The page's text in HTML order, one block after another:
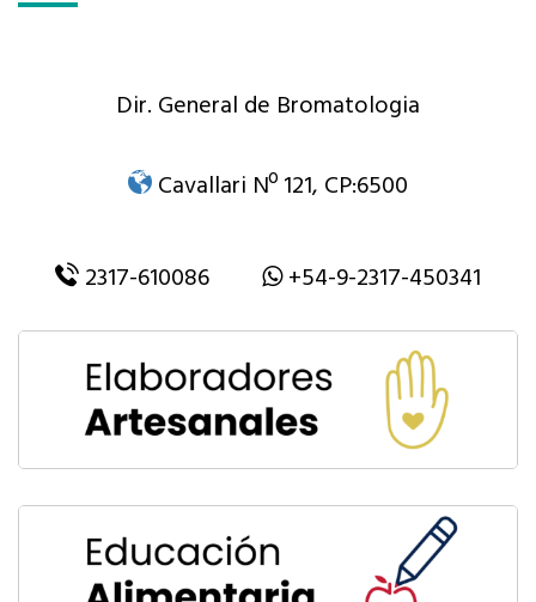
Dir. General de Bromatologia
Cavallari Nº 121, CP:6500
2317-610086 +54-9-2317-450341